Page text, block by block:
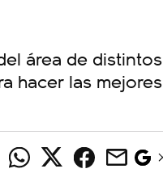
área de distintos
hacer las mejores